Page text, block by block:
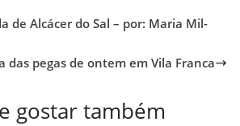
de Alcácer do Sal – por: Maria Mil-
das pegas de ontem em Vila Franca
gostar também